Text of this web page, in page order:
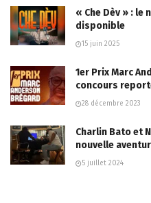
« Che Dèv » : le
disponible
15 juin 2025
1er Prix Marc
concours
28 décembre 2023
Charlin Bato et
nouvelle
5 juillet 2024